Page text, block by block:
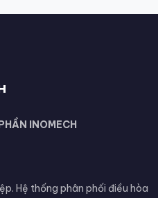
INOMECH
Hệ thống phân phối điều hòa